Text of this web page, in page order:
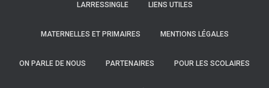
LARRESSINGLE LIENS UTILES
MATERNELLES ET PRIMAIRES MENTIONS LÉGALES
ON PARLE DE NOUS PARTENAIRES POUR LES SCOLAIRES